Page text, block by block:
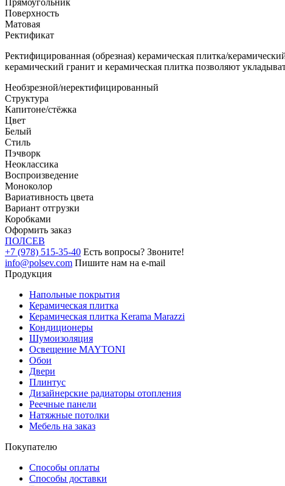
Поверхность
Матовая
Ректификат
Ректифицированная (обрезная) керамическая плитка/
керамический гранит и керамическая плитка позволяют
Необзрезной/неректифицированный
Структура
Капитоне/стёжка
Цвет
Белый
Стиль
Пэчворк
Неоклассика
Воспроизведение
Моноколор
Вариативность цвета
Вариант отгрузки
Коробками
Оформить заказ
ПОЛСЕВ
+7 (978) 515-35-40 Есть вопросы? Звоните!
info@polsev.com Пишите нам на e-mail
Продукция
Напольные покрытия
Керамическая плитка
Керамическая плитка Kerama Marazzi
Кондиционеры
Шумоизоляция
Освещение MAYTONI
Обои
Двери
Плинтус
Дизайнерские радиаторы отопления
Реечные панели
Натяжные потолки
Мебель на заказ
Покупателю
Способы оплаты
Способы доставки